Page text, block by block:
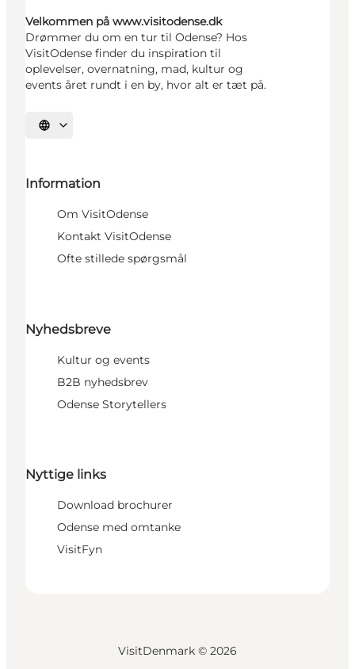
Velkommen på www.visitodense.dk
Drømmer du om en tur til Odense? Hos
VisitOdense finder du inspiration til
oplevelser, overnatning, mad, kultur og
events året rundt i en by, hvor alt er tæt på.
Vælg sprog
Information
Om VisitOdense
Kontakt VisitOdense
Ofte stillede spørgsmål
Nyhedsbreve
Kultur og events
B2B nyhedsbrev
Odense Storytellers
Nyttige links
Download brochurer
Odense med omtanke
VisitFyn
VisitDenmark © 2026